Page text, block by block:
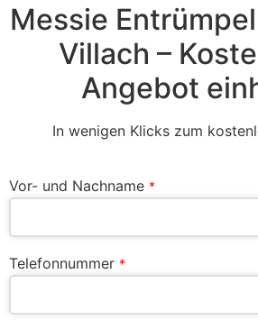
Messie
Villach –
Angebot
In wenigen Klicks zum
Vor- und Nachname *
Telefonnummer *